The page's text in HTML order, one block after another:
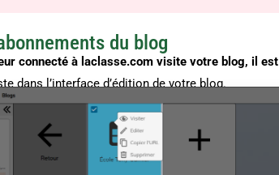
du blog
connecté à laclasse.com visite votre blog, il est
dans l’interface d’édition de votre blog.